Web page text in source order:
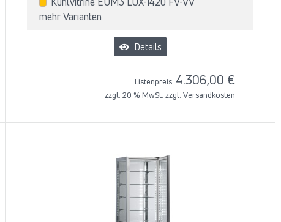
mehr Varianten
Details
Listenpreis: 4.306,00 €
zzgl. 20 % MwSt. zzgl. Versandkosten